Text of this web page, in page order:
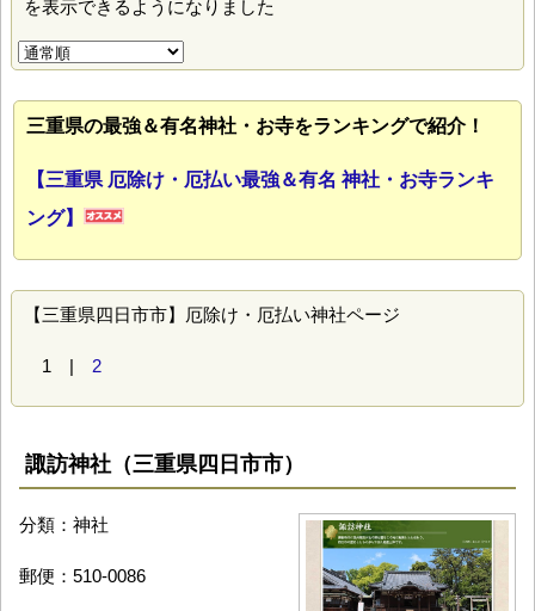
を表示できるようになりました
三重県の最強＆有名神社・お寺をランキングで紹介！
【三重県 厄除け・厄払い最強＆有名 神社・お寺ランキ
ング】
【三重県四日市市】厄除け・厄払い神社ページ
1 | 2
諏訪神社（三重県四日市市）
分類：神社
郵便：510-0086